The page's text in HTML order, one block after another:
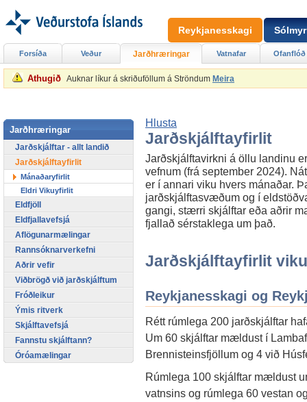
Athugið Auknar líkur á skriðuföllum á Ströndum Meira
Hlusta
Jarðskjálftayfirlit
Jarðskjálftavirkni á öllu landinu
vefnum (frá september 2024).
er í annari viku hvers mánaðar.
jarðskjálftasvæðum og í
gangi, stærri skjálftar eða aðrir
fjallað sérstaklega um það.
Jarðskjálftayfirlit viku
Reykjanesskagi og
Rétt rúmlega 200 jarðskjálftar
Um 60 skjálftar mældust í
Brennisteinsfjöllum og 4 við
Rúmlega 100 skjálftar mældust
vatnsins og rúmlega 60 vestan
Forsíða Veður Jarðhræringar Vatnafar Ofanflóð
Jarðhræringar
Jarðskjálftar - allt landið
Jarðskjálftayfirlit
Mánaðaryfirlit
Eldri Vikuyfirlit
Eldfjöll
Eldfjallavefsjá
Aflögunarmælingar
Rannsóknarverkefni
Aðrir vefir
Viðbrögð við jarðskjálftum
Fróðleikur
Ýmis ritverk
Skjálftavefsjá
Fannstu skjálftann?
Óróamælingar
Reykjanesskagi